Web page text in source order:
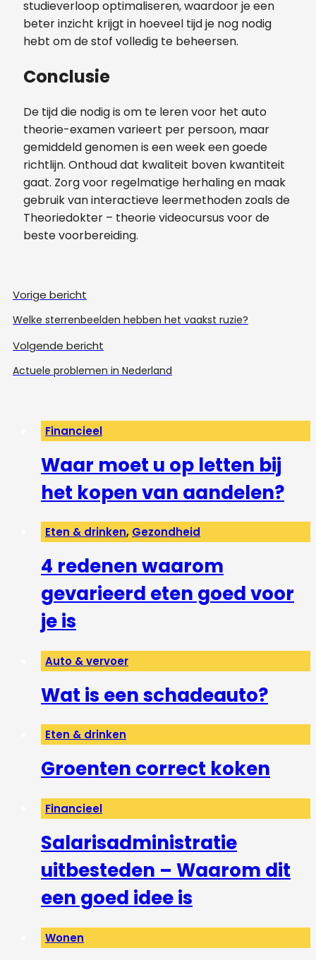
studieverloop optimaliseren, waardoor je een
beter inzicht krijgt in hoeveel tijd je nog nodig
hebt om de stof volledig te beheersen.
Conclusie
De tijd die nodig is om te leren voor het auto
theorie-examen varieert per persoon, maar
gemiddeld genomen is een week een goede
richtlijn. Onthoud dat kwaliteit boven kwantiteit
gaat. Zorg voor regelmatige herhaling en maak
gebruik van interactieve leermethoden zoals de
Theoriedokter – theorie videocursus voor de
beste voorbereiding.
Vorige bericht
Welke sterrenbeelden hebben het vaakst ruzie?
Volgende bericht
Actuele problemen in Nederland
Financieel
Waar moet u op letten bij
het kopen van aandelen?
Eten & drinken, Gezondheid
4 redenen waarom
gevarieerd eten goed voor
je is
Auto & vervoer
Wat is een schadeauto?
Eten & drinken
Groenten correct koken
Financieel
Salarisadministratie
uitbesteden – Waarom dit
een goed idee is
Wonen